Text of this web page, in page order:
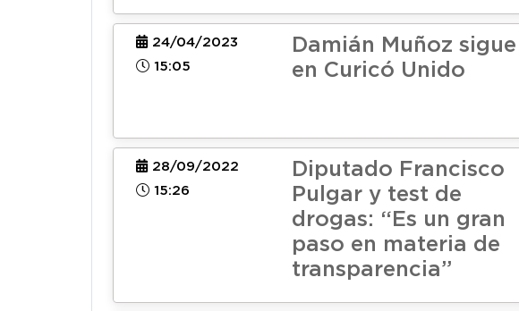
24/04/2023
15:05
Damián Muñoz sigue
en Curicó Unido
28/09/2022
15:26
Diputado Francisco
Pulgar y test de
drogas: “Es un gran
paso en materia de
transparencia”